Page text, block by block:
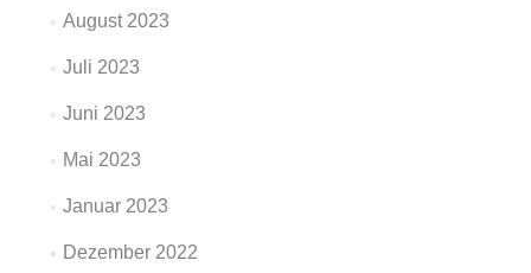
August 2023
Juli 2023
Juni 2023
Mai 2023
Januar 2023
Dezember 2022